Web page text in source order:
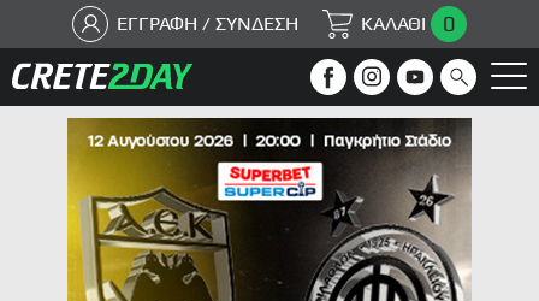
ΕΓΓΡΑΦΗ / ΣΥΝΔΕΣΗ ΚΑΛΑΘΙ 0